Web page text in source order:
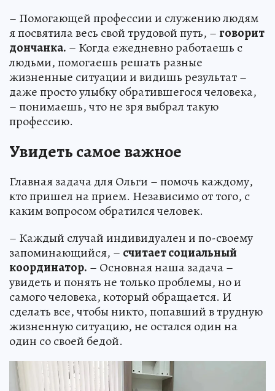
– Помогающей профессии и служению людям
я посвятила весь свой трудовой путь, –говорит
дончанка. – Когда ежедневно работаешь с
людьми, помогаешь решать разные
жизненные ситуации и видишь результат –
даже просто улыбку обратившегося человека,
– понимаешь, что не зря выбрал такую
профессию.
Увидеть самое важное
Главная задача для Ольги – помочь каждому,
кто пришел на прием. Независимо от того, с
каким вопросом обратился человек.
– Каждый случай индивидуален и по-своему
запоминающийся, – считает социальный
координатор. – Основная наша задача –
увидеть и понять не только проблемы, но и
самого человека, который обращается. И
сделать все, чтобы никто, попавший в трудную
жизненную ситуацию, не остался один на
один со своей бедой.